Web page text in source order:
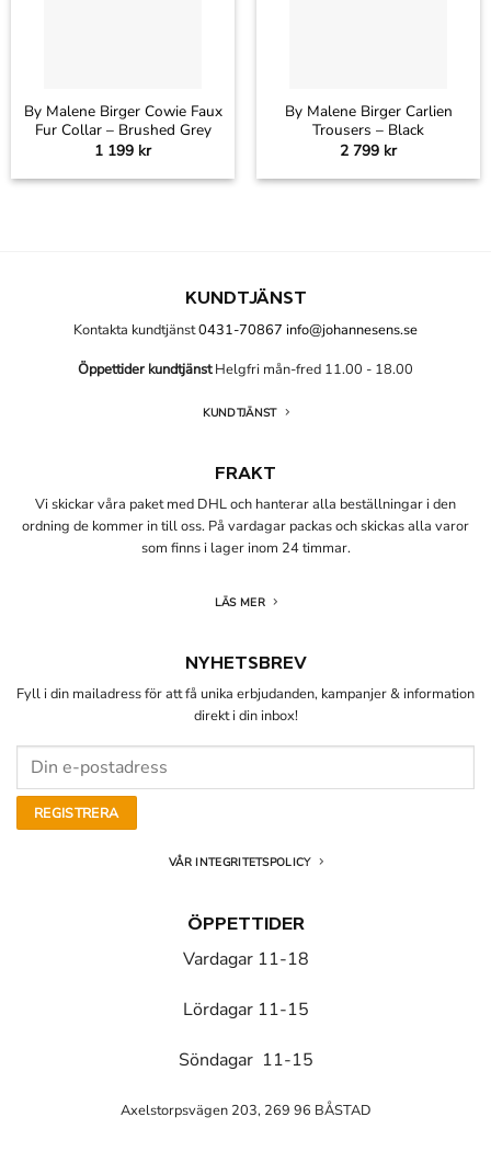
By Malene Birger Cowie Faux
Fur Collar – Brushed Grey
1 199 kr
By Malene Birger Carlien
Trousers – Black
2 799 kr
KUNDTJÄNST
Kontakta kundtjänst0431-70867 info@johannesens.se
Öppettider kundtjänstHelgfri mån-fred 11.00 - 18.00
KUNDTJÄNST
FRAKT
Vi skickar våra paket med DHL och hanterar alla beställningar i den
ordning de kommer in till oss. På vardagar packas och skickas alla varor
som finns i lager inom 24 timmar.
LÄS MER
NYHETSBREV
Fyll i din mailadress för att få unika erbjudanden, kampanjer & information
direkt i din inbox!
VÅR INTEGRITETSPOLICY
ÖPPETTIDER
Vardagar 11-18
Lördagar 11-15
Söndagar 11-15
Axelstorpsvägen 203, 269 96 BÅSTAD